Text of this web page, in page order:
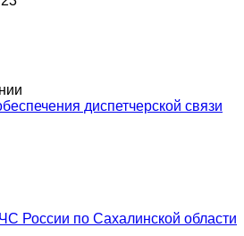
диспетчерской связи
России по Сахалинской области